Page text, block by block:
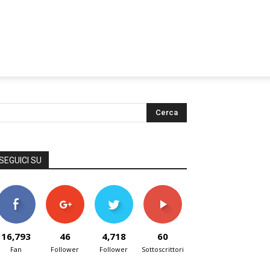
SU
16,793
Fan
46
Follower
4,718
Follower
60
Sottoscrittori